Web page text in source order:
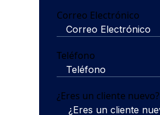
Correo Electrónico
Teléfono
¿Eres un cliente nuevo?